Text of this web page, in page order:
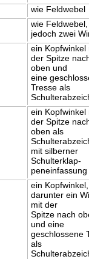
wie Feldwebel
wie Feldwebel,
jedoch zwei
ein Kopfwinkel
der Spitze
oben und
eine
Tresse als
ein Kopfwinkel
der Spitze
oben als
mit silberner
Schulterklap-
peneinfassung
ein Kopfwinkel,
darunter ein
mit der
Spitze nach
und eine
geschlossene
als